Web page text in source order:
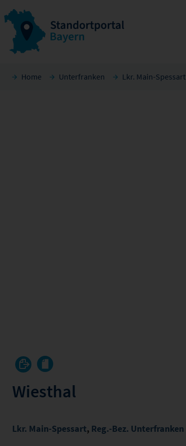
Home Unterfranken Lkr. Main-Spessart
Wiesthal
Lkr. Main-Spessart, Reg.-Bez. Unterfranken